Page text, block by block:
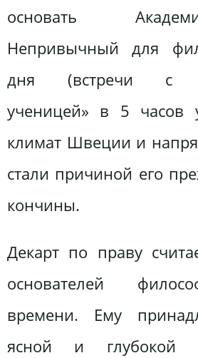
основать
Непривычный для
дня (встречи с
ученицей» в 5 часов
климат Швеции и
стали причиной его
кончины.
Декарт по праву
основателей
времени. Ему
ясной и глубокой